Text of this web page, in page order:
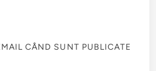
CÂND SUNT PUBLICATE